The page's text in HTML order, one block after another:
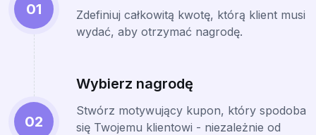
01
Zdefiniuj całkowitą kwotę, którą klient musi
wydać, aby otrzymać nagrodę.
02
Wybierz nagrodę
Stwórz motywujący kupon, który spodoba
się Twojemu klientowi - niezależnie od